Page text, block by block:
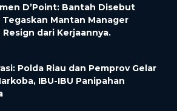
D’Point: Bantah Disebut
Tegaskan Mantan Manager
dari Kerjaannya.
Polda Riau dan Pemprov Gelar
IBU-IBU Panipahan